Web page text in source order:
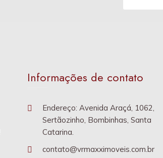
Informações de contato
Endereço: Avenida Araçá, 1062,
Sertãozinho, Bombinhas, Santa
Catarina.
contato@vrmaxximoveis.com.br